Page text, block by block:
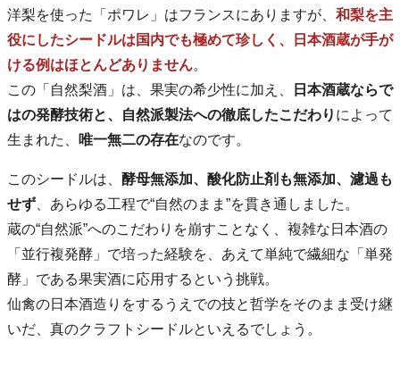
洋梨を使った「ポワレ」はフランスにありますが、 和梨を主
役にしたシードルは国内でも極めて珍しく、日本酒蔵が手が
ける例はほとんどありません。
この「自然梨酒」は、果実の希少性に加え、
日本酒蔵ならで
はの発酵技術と、自然派製法への徹底したこだわり によって
生まれた、
唯一無二の存在なのです。
このシードルは、 酵母無添加、酸化防止剤も無添加、濾過も
せず 、あらゆる工程で“自然のまま”を貫き通しました。
蔵の“自然派”へのこだわりを崩すことなく、複雑な日本酒の
「並行複発酵」で培った経験を、あえて単純で繊細な「単発
酵」である果実酒に応用するという挑戦。
仙禽の日本酒造りをするうえでの技と哲学をそのまま受け継
いだ、真のクラフトシードルといえるでしょう。